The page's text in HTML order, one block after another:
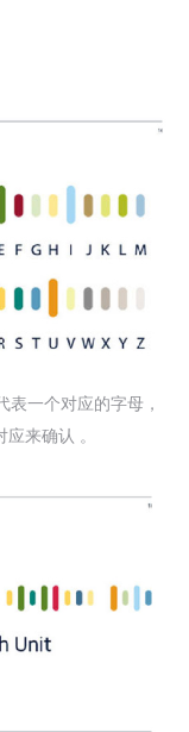
一个对应的字母，
来确认 。